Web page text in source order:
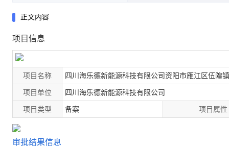
正文内容
项目信息
项目名称 四川海乐德新能源科技有限公司资阳市雁江区伍隍
项目单位 四川海乐德新能源科技有限公司
项目类型 备案 项目属性
审批结果信息